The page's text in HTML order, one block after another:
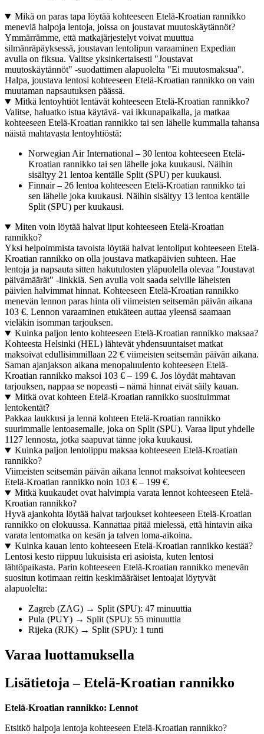
Mikä on paras tapa löytää kohteeseen Etelä-Kroatian rannikko
meneviä halpoja lentoja, joissa on joustavat muutoskäytännöt?
Ymmärrämme, että matkajärjestelyt voivat muuttua
silmänräpäyksessä, joustavan lentolipun varaaminen Expedian
avulla on fiksua. Valitse yksinkertaisesti "Joustavat
muutoskäytännöt" -suodattimen alapuolelta "Ei muutosmaksua".
Halpa, joustava lentosi kohteeseen Etelä-Kroatian rannikko on vain
muutaman napsautuksen päässä.
Mitkä lentoyhtiöt lentävät kohteeseen Etelä-Kroatian rannikko?
Valitse, haluatko istua käytävä- vai ikkunapaikalla, ja matkaa
kohteeseen Etelä-Kroatian rannikko tai sen lähelle kummalla tahansa
näistä mahtavasta lentoyhtiöstä:
Norwegian Air International – 30 lentoa kohteeseen Etelä-
Kroatian rannikko tai sen lähelle joka kuukausi. Näihin
sisältyy 21 lentoa kentälle Split (SPU) per kuukausi.
Finnair – 26 lentoa kohteeseen Etelä-Kroatian rannikko tai
sen lähelle joka kuukausi. Näihin sisältyy 13 lentoa kentälle
Split (SPU) per kuukausi.
Miten voin löytää halvat liput kohteeseen Etelä-Kroatian
rannikko?
Yksi helpoimmista tavoista löytää halvat lentoliput kohteeseen Etelä-
Kroatian rannikko on olla joustava matkapäivien suhteen. Hae
lentoja ja napsauta sitten hakutulosten yläpuolella olevaa "Joustavat
päivämäärät" -linkkiä. Sen avulla voit saada selville läheisten
päivien halvimmat hinnat. Kohteeseen Etelä-Kroatian rannikko
menevän lennon paras hinta oli viimeisten seitsemän päivän aikana
103 €. Lennon varaaminen etukäteen auttaa yleensä saamaan
vieläkin isomman tarjouksen.
Kuinka paljon lento kohteeseen Etelä-Kroatian rannikko maksaa?
Kohteesta Helsinki (HEL) lähtevät yhdensuuntaiset matkat
maksoivat edullisimmillaan 22 € viimeisten seitsemän päivän aikana.
Saman ajanjakson aikana menopaluulento kohteeseen Etelä-
Kroatian rannikko maksoi 103 € – 199 €. Jos löydät mahtavan
tarjouksen, nappaa se nopeasti – nämä hinnat eivät säily kauan.
Mitkä ovat kohteen Etelä-Kroatian rannikko suosituimmat
lentokentät?
Pakkaa laukkusi ja lennä kohteen Etelä-Kroatian rannikko
suurimmalle lentoasemalle, joka on Split (SPU). Varaa liput yhdelle
1127 lennosta, jotka saapuvat tänne joka kuukausi.
Kuinka paljon lentolippu maksaa kohteeseen Etelä-Kroatian
rannikko?
Viimeisten seitsemän päivän aikana lennot maksoivat kohteeseen
Etelä-Kroatian rannikko noin 103 € – 199 €.
Mitkä kuukaudet ovat halvimpia varata lennot kohteeseen Etelä-
Kroatian rannikko?
Hyvä ajankohta löytää halvat tarjoukset kohteeseen Etelä-Kroatian
rannikko on elokuussa. Kannattaa pitää mielessä, että hintavin aika
varata lentomatka on kesän ja talven loma-aikoina.
Kuinka kauan lento kohteeseen Etelä-Kroatian rannikko kestää?
Lentosi kesto riippuu lukuisista eri asioista, kuten lentosi
lähtöpaikasta. Parin kohteeseen Etelä-Kroatian rannikko menevän
suositun kotimaan reitin keskimääräiset lentoajat löytyvät
alapuolelta:
Zagreb (ZAG) → Split (SPU): 47 minuuttia
Pula (PUY) → Split (SPU): 55 minuuttia
Rijeka (RJK) → Split (SPU): 1 tunti
Varaa luottamuksella
Lisätietoja – Etelä-Kroatian rannikko
Etelä-Kroatian rannikko: Lennot
Etsitkö halpoja lentoja kohteeseen Etelä-Kroatian rannikko?